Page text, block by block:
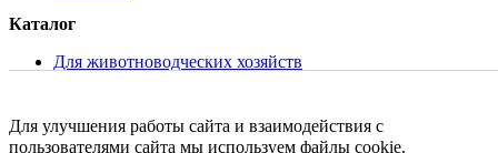
Каталог
Для животноводческих хозяйств
Складская и коммунальная техника
Запасные части и сервисное обслуживание
Для улучшения работы сайта и взаимодействия с
пользователями сайта мы используем файлы cookie.